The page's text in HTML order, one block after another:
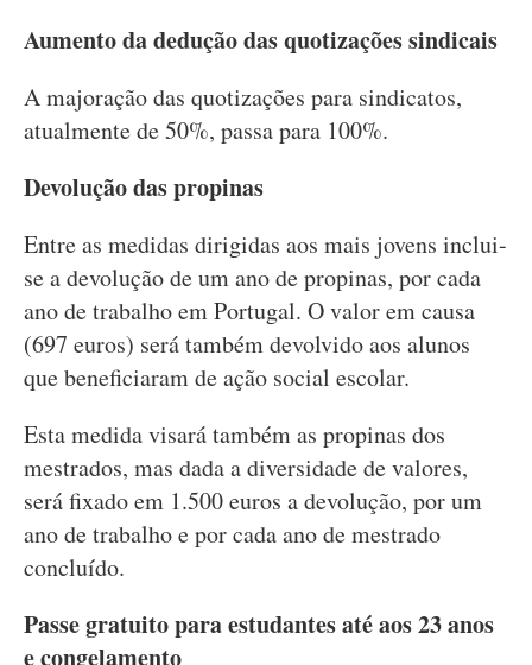
Aumento da dedução das quotizações sindicais
A majoração das quotizações para sindicatos,
atualmente de 50%, passa para 100%.
Devolução das propinas
Entre as medidas dirigidas aos mais jovens inclui-
se a devolução de um ano de propinas, por cada
ano de trabalho em Portugal. O valor em causa
(697 euros) será também devolvido aos alunos
que beneficiaram de ação social escolar.
Esta medida visará também as propinas dos
mestrados, mas dada a diversidade de valores,
será fixado em 1.500 euros a devolução, por um
ano de trabalho e por cada ano de mestrado
concluído.
Passe gratuito para estudantes até aos 23 anos
e congelamento